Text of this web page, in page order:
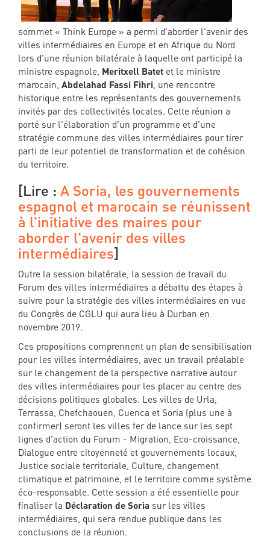
sommet « Think Europe » a permi d'aborder l'avenir des
villes intermédiaires en Europe et en Afrique du Nord
lors d'une réunion bilatérale à laquelle ont participé la
ministre espagnole, Meritxell Batet et le ministre
marocain, Abdelahad Fassi Fihri, une rencontre
historique entre les représentants des gouvernements
invités par des collectivités locales. Cette réunion a
porté sur l'élaboration d'un programme et d'une
stratégie commune des villes intermédiaires pour tirer
parti de leur potentiel de transformation et de cohésion
du territoire.
[Lire : A Soria, les gouvernements
espagnol et marocain se réunissent
à l'initiative des maires pour
aborder l'avenir des villes
intermédiaires]
Outre la session bilatérale, la session de travail du
Forum des villes intermédiaires a débattu des étapes à
suivre pour la stratégie des villes intermédiaires en vue
du Congrès de CGLU qui aura lieu à Durban en
novembre 2019.
Ces propositions comprennent un plan de sensibilisation
pour les villes intermédiaires, avec un travail préalable
sur le changement de la perspective narrative autour
des villes intermédiaires pour les placer au centre des
décisions politiques globales. Les villes de Urla,
Terrassa, Chefchaouen, Cuenca et Soria (plus une à
confirmer) seront les villes fer de lance sur les sept
lignes d'action du Forum - Migration, Eco-croissance,
Dialogue entre citoyenneté et gouvernements locaux,
Justice sociale territoriale, Culture, changement
climatique et patrimoine, et le territoire comme système
éco-responsable. Cette session a été essentielle pour
finaliser la Déclaration de Soria sur les villes
intermédiaires, qui sera rendue publique dans les
conclusions de la réunion.